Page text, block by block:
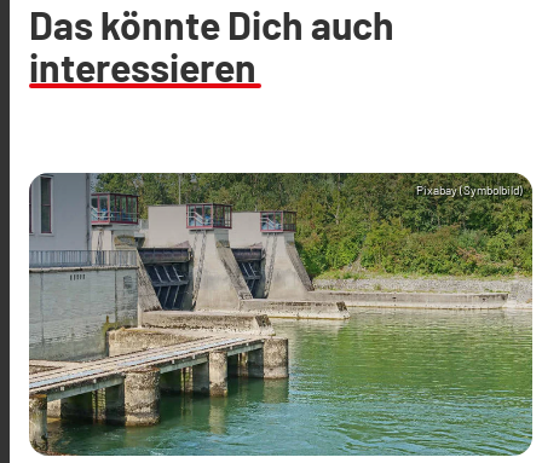
Das könnte Dich auch
interessieren
Pixabay (Symbolbild)